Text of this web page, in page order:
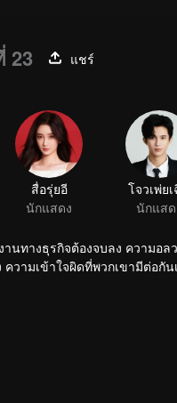
23
แชร์
สื่อรุ่ยอี
นักแสดง
โจวเพ่ย
นักแสด
านทางธุรกิจต้องจบลง ความ
มเข้าใจผิดที่พวกเขามีต่อกัน